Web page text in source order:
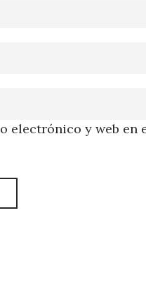
electrónico y web en